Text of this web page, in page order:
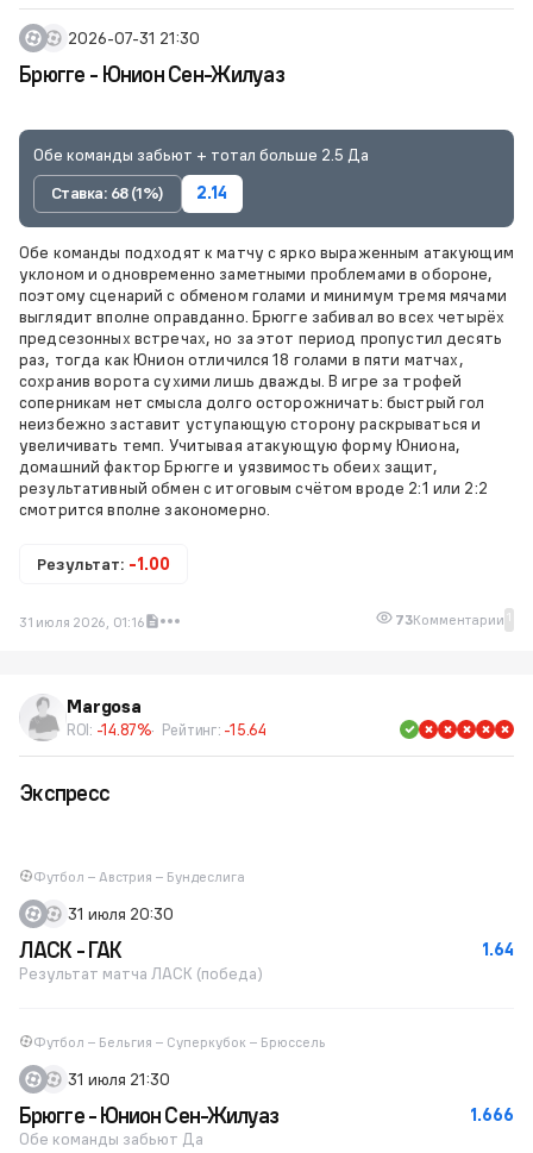
2026-07-31 21:30
Брюгге - Юнион Сен-Жилуаз
Обе команды забьют + тотал больше 2.5 Да
Ставка: 68 (1%)
2.14
Обе команды подходят к матчу с ярко выраженным атакующим
уклоном и одновременно заметными проблемами в обороне,
поэтому сценарий с обменом голами и минимум тремя мячами
выглядит вполне оправданно. Брюгге забивал во всех четырёх
предсезонных встречах, но за этот период пропустил десять
раз, тогда как Юнион отличился 18 голами в пяти матчах,
сохранив ворота сухими лишь дважды. В игре за трофей
соперникам нет смысла долго осторожничать: быстрый гол
неизбежно заставит уступающую сторону раскрываться и
увеличивать темп. Учитывая атакующую форму Юниона,
домашний фактор Брюгге и уязвимость обеих защит,
результативный обмен с итоговым счётом вроде 2:1 или 2:2
смотрится вполне закономерно.
Результат: -1.00
31 июля 2026, 01:16 73Комментарии 1
Margosa
ROI: -14.87% Рейтинг: -15.64
Экспресс
Футбол – Австрия – Бундеслига
31 июля 20:30
1.64
ЛАСК - ГАК
Результат матча ЛАСК (победа)
Футбол – Бельгия – Суперкубок – Брюссель
31 июля 21:30
1.666
Брюгге - Юнион Сен-Жилуаз
Обе команды забьют Да